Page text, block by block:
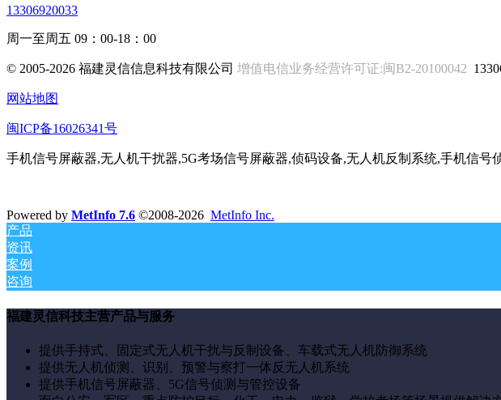
13306920033
周一至周五 09：00-18：00
© 2005-2026 福建灵信信息科技有限公司 增值电信业务经营许可证:闽B2-20100042
网站地图
闽ICP备16026341号
手机信号屏蔽器,无人机干扰器,5G考场信号屏蔽器,侦码设备,无人机反制系统,手机信
Powered by MetInfo 7.6 ©2008-2026 MetInfo Inc.
产品
资讯
案例
咨询
福建灵信科技主营产品与服务
提供手持式、固定式无人机干扰与反制设备、车载式无人机防御系统
提供无人机侦测、识别、预警与察打一体反无人机系统
提供手机信号屏蔽器、5G信号侦测与管控设备